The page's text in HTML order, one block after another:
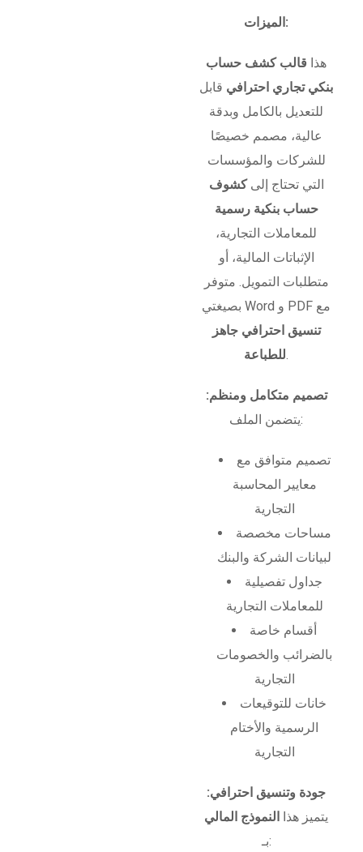
الميزات:
هذا قالب كشف حساب
بنكي تجاري احترافي قابل
للتعديل بالكامل وبدقة
عالية، مصمم خصيصًا
للشركات والمؤسسات
التي تحتاج إلىكشوف
حساب بنكية رسمية
للمعاملات التجارية،
الإثباتات المالية، أو
متطلبات التمويل. متوفر
بصيغتي Word و PDF مع
تنسيق احترافي جاهز
للطباعة.
تصميم متكامل ومنظم:
يتضمن الملف:
تصميم متوافق مع
معايير المحاسبة
التجارية
مساحات مخصصة
لبيانات الشركة والبنك
جداول تفصيلية
للمعاملات التجارية
أقسام خاصة
بالضرائب والخصومات
التجارية
خانات للتوقيعات
الرسمية والأختام
التجارية
جودة وتنسيق احترافي:
يتميز هذا
النموذج المالي
بـ: